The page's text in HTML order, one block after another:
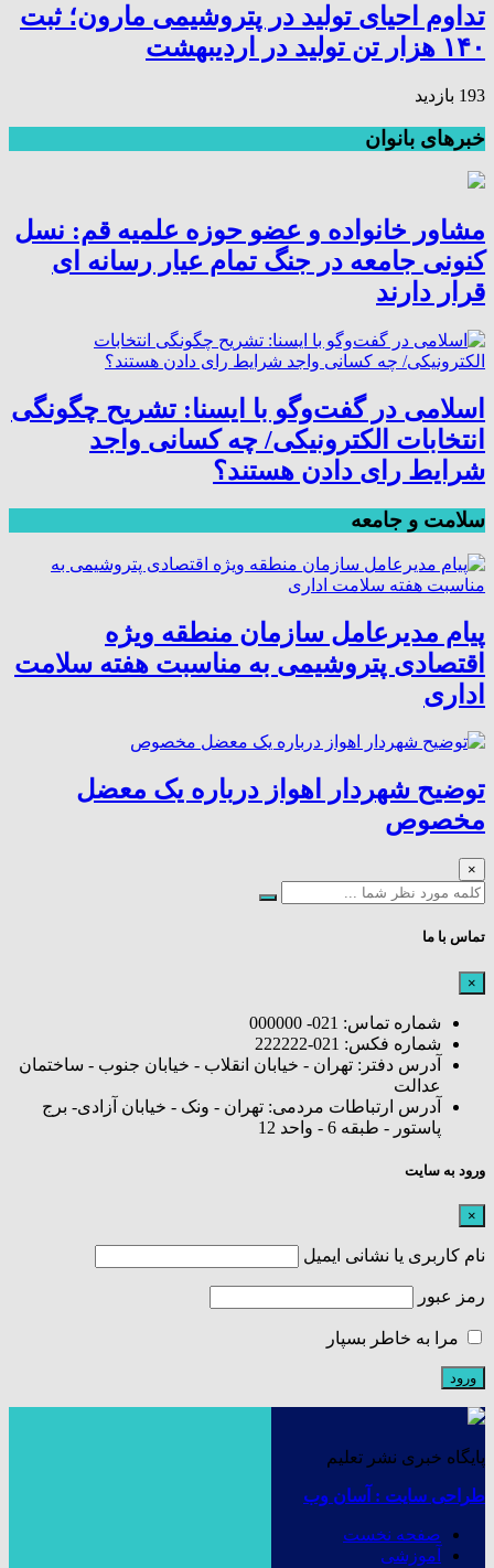
تداوم احیای تولید در پتروشیمی مارون؛ ثبت
۱۴۰ هزار تن تولید در اردیبهشت
193 بازدید
خبرهای بانوان
مشاور خانواده و عضو حوزه علمیه قم: نسل
کنونی جامعه در جنگ تمام عیار رسانه ای
قرار دارند
اسلامی در گفت‌وگو با ایسنا: تشریح چگونگی
انتخابات الکترونیکی/ چه کسانی واجد
شرایط رای دادن هستند؟
سلامت و جامعه
پیام مدیرعامل سازمان منطقه ویژه
اقتصادی پتروشیمی به مناسبت هفته سلامت
اداری
توضیح شهردار اهواز درباره یک معضل
مخصوص
×
تماس با ما
×
شماره تماس: 021- 000000
شماره فکس: 021-222222
آدرس دفتر: تهران - خیابان انقلاب - خیابان جنوب - ساختمان
عدالت
آدرس ارتباطات مردمی: تهران - ونک - خیابان آزادی- برج
پاستور - طبقه 6 - واحد 12
ورود به سایت
×
نام کاربری یا نشانی ایمیل
رمز عبور
مرا به خاطر بسپار
پایگاه خبری نشر تعلیم
طراحی سایت : آسان وب
صفحه نخست
آموزشی